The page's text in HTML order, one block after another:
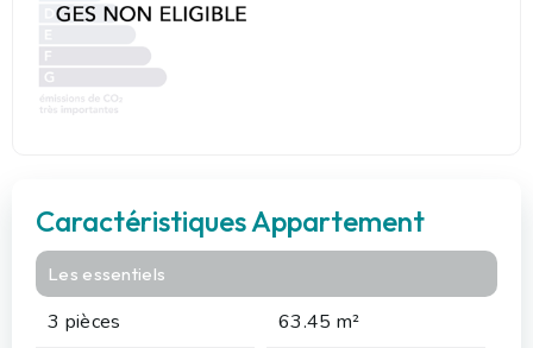
Caractéristiques Appartement
Les essentiels
3 pièces 63.45 m²